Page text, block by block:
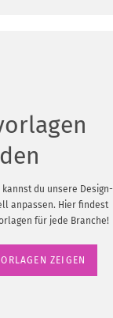
du unsere Design-
anpassen. Hier findest
für jede Branche!
ZEIGEN